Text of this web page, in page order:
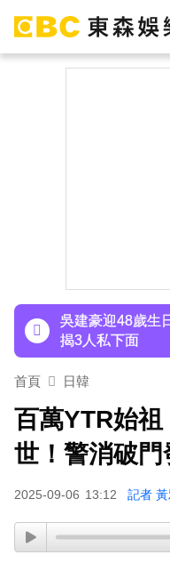
慘被虧：是在震
吳建豪迎48歲生
揭3人私下面
許富凱暴瘦7公
下載東森App，
慘被虧：是在震
首頁 日韓
百萬YTR始
世！警消破
2025-09-06 13:12 記者